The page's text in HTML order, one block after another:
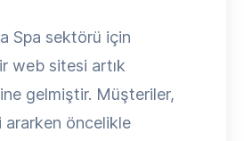
Spa sektörü için
web sitesi artık
gelmiştir. Müşteriler,
ararken öncelikle